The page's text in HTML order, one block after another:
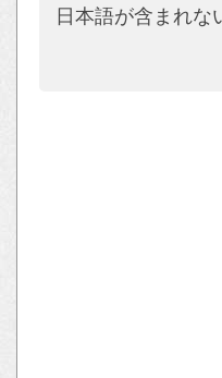
日本語が含まれな